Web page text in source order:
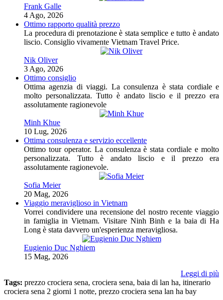
Frank Galle
4 Ago, 2026
Ottimo rapporto qualità prezzo
La procedura di prenotazione è stata semplice e tutto è andato
liscio. Consiglio vivamente Vietnam Travel Price.
Nik Oliver
3 Ago, 2026
Ottimo consiglio
Ottima agenzia di viaggi. La consulenza è stata cordiale e
molto personalizzata. Tutto è andato liscio e il prezzo era
assolutamente ragionevole
Minh Khue
10 Lug, 2026
Ottima consulenza e servizio eccellente
Ottimo tour operator. La consulenza è stata cordiale e molto
personalizzata. Tutto è andato liscio e il prezzo era
assolutamente ragionevole.
Sofia Meier
20 Mag, 2026
Viaggio meraviglioso in Vietnam
Vorrei condividere una recensione del nostro recente viaggio
in famiglia in Vietnam. Visitare Ninh Binh e la baia di Ha
Long è stata davvero un'esperienza meravigliosa.
Eugienio Duc Nghiem
15 Mag, 2026
Leggi di più
Tags: prezzo crociera sena, crociera sena, baia di lan ha, itinerario
crociera sena 2 giorni 1 notte, prezzo crociera sena lan ha bay